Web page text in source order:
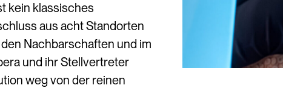
kein klassisches
aus acht Standorten
Nachbarschaften und im
und ihr Stellvertreter
weg von der reinen